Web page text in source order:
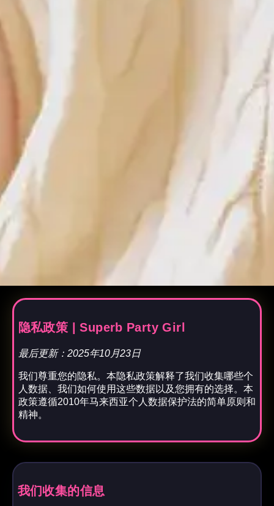
隐私政策 | Superb Party Girl
最后更新：2025年10月23日
我们尊重您的隐私。本隐私政策解释了我们收集哪些个
人数据、我们如何使用这些数据以及您拥有的选择。本
政策遵循2010年马来西亚个人数据保护法的简单原则和
精神。
我们收集的信息